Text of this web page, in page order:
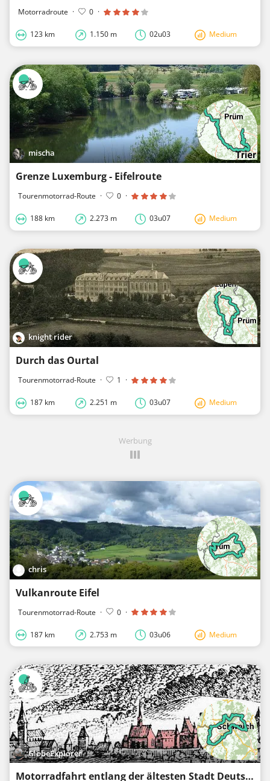
Motorradroute · 0 ·
123 km 1.150 m 02u03 Medium
mischa
Grenze Luxemburg - Eifelroute
Tourenmotorrad-Route · 0 ·
188 km 2.273 m 03u07 Medium
knight rider
Durch das Ourtal
Tourenmotorrad-Route · 1 ·
187 km 2.251 m 03u07 Medium
Werbung
chris
Vulkanroute Eifel
Tourenmotorrad-Route · 0 ·
187 km 2.753 m 03u06 Medium
GlobeExplorer
Motorradfahrt entlang der ältesten Stadt Deutschlands